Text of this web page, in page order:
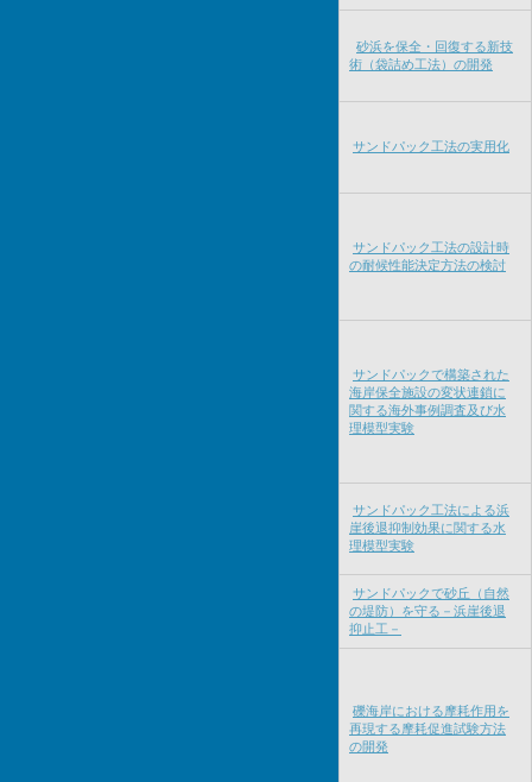
砂浜を保全・回復する新技
術（袋詰め工法）の開発
サンドパック工法の実用化
サンドパック工法の設計時
の耐候性能決定方法の検討
サンドパックで構築された
海岸保全施設の変状連鎖に
関する海外事例調査及び水
理模型実験
サンドパック工法による浜
崖後退抑制効果に関する水
理模型実験
サンドパックで砂丘（自然
の堤防）を守る－浜崖後退
抑止工－
礫海岸における摩耗作用を
再現する摩耗促進試験方法
の開発